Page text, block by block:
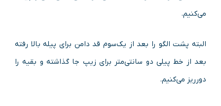
می‌کنیم.
البته پشت الگو را بعد از یک‌سوم قد دامن برای پیله بالا رفته
بعد از خط پیلی دو سانتی‌متر برای زیپ جا گذاشته و بقیه را
دورریز می‌کنیم.